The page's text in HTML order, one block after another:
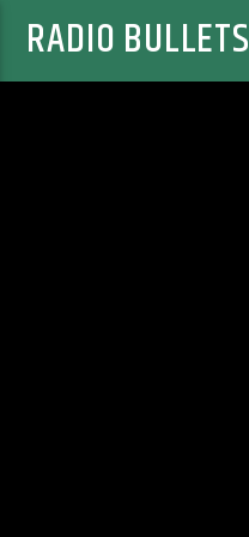
RADIO BULLETS